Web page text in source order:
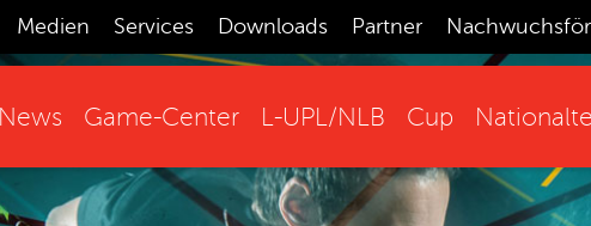
Medien Services Downloads Partner
News Game-Center L-UPL/NLB Cup